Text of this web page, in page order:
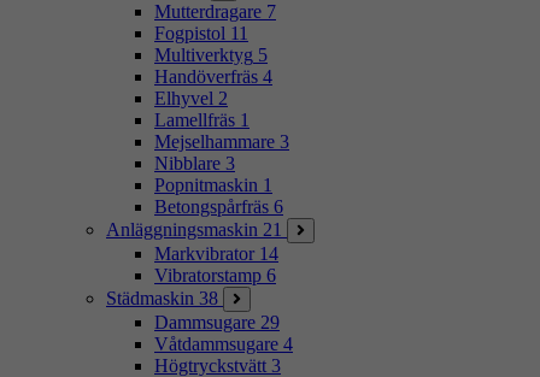
Mutterdragare 7
Fogpistol 11
Multiverktyg 5
Handöverfräs 4
Elhyvel 2
Lamellfräs 1
Mejselhammare 3
Nibblare 3
Popnitmaskin 1
Betongspårfräs 6
Anläggningsmaskin 21
Markvibrator 14
Vibratorstamp 6
Städmaskin 38
Dammsugare 29
Våtdammsugare 4
Högtryckstvätt 3